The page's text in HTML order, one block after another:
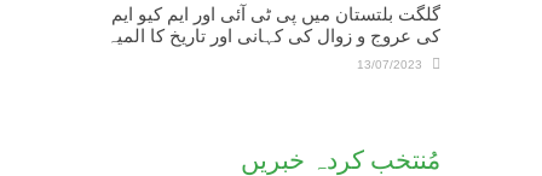
گلگت بلتستان میں پی ٹی آئی اور ایم کیو ایم
کی عروج و زوال کی کہانی اور تاریخ کا المیہ
13/07/2023
مُنتخب کردہ خبریں